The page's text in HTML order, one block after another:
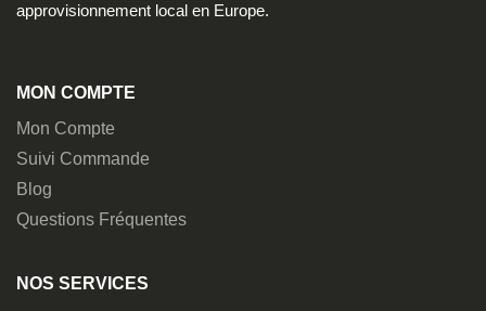
approvisionnement local en Europe.
MON COMPTE
Mon Compte
Suivi Commande
Blog
Questions Fréquentes
NOS SERVICES